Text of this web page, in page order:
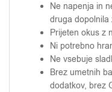
Ne napenja in
druga dopolnila
Prijeten okus z
Ni potrebno
Ne vsebuje
Brez umetnih
dodatkov, brez